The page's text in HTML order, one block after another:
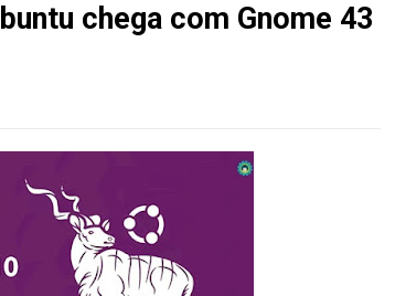
chega com Gnome 43